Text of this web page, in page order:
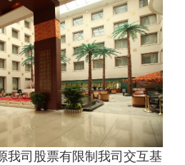
我司股票有限制我司交互基